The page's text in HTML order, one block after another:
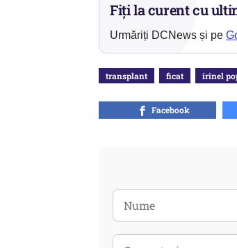
Fiți la curent cu
Urmăriți DCNews și pe
transplant ficat irinel
Facebook